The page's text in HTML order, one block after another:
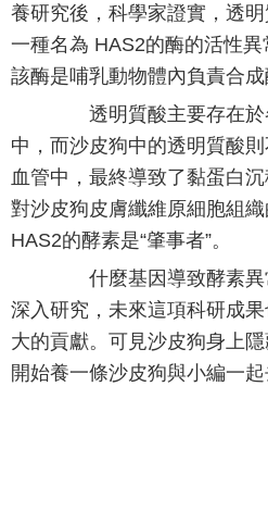
養研究後，科學家證實，透
一種名為 HAS2的酶的活性異
該酶是哺乳動物體內負責合成
透明質酸主要存在於
中，而沙皮狗中的透明質酸
血管中，最終導致了黏蛋白
對沙皮狗皮膚纖維原細胞組
HAS2的酵素是“肇事者”。
什麼基因導致酵素異
深入研究，未來這項科研成
大的貢獻。可見沙皮狗身上
開始養一條沙皮狗與小編一